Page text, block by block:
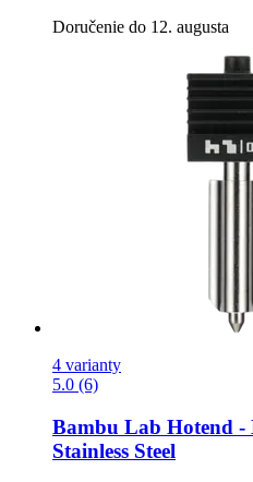
Doručenie do 12. augusta
4 varianty
5.0 (6)
Bambu Lab Hotend -​
Stainless Steel